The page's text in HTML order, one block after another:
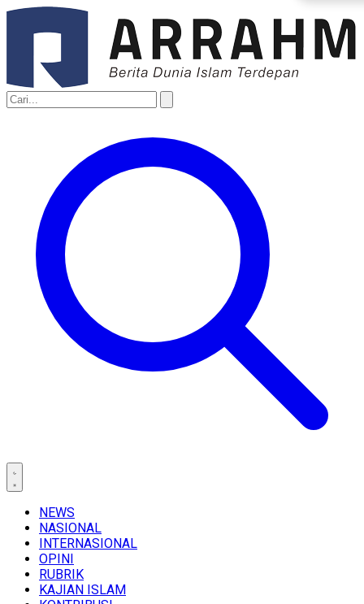
NEWS
NASIONAL
INTERNASIONAL
OPINI
RUBRIK
KAJIAN ISLAM